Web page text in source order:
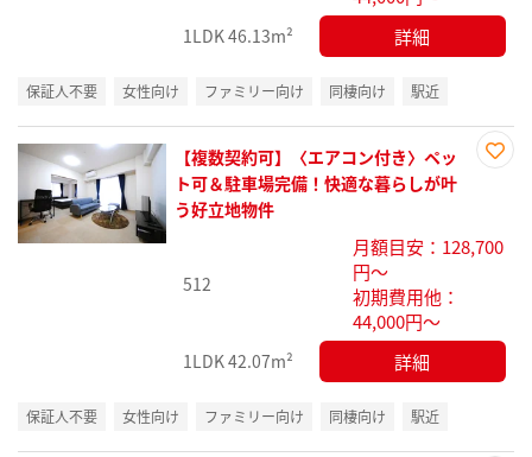
1LDK46.13m² 詳細
保証人不要 女性向け ファミリー向け 同棲向け 駅近
録
【複数契約可】〈エアコン付き〉ペッ
ト可＆駐車場完備！快適な暮らしが叶
う好立地物件
512
月額目安：128,700
円～
初期費用他：
44,000円～
1LDK42.07m² 詳細
保証人不要 女性向け ファミリー向け 同棲向け 駅近